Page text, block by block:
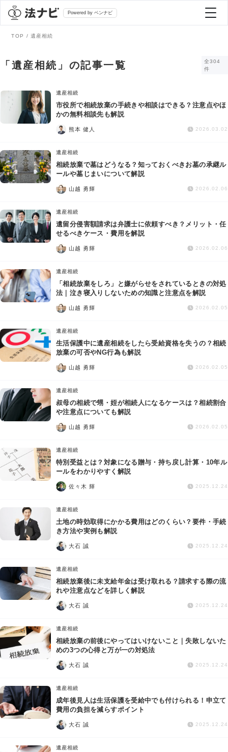
Powered by ベンナビ
全て
法律相談
債務整理
交通事故
労働問題
債権回収
IT・ネット
資金調達
企業法務
弁護士を探す
おすすめ弁護士診断
AI Search Premium
掲載をご検討の弁護士の方へ
TOP 遺産相続
「遺産相続」の記事一覧
全304
件
遺産相続
市役所で相続放棄の手続きや相談はできる？注意点やほ
かの無料相談先も解説
熊本 健人 2026.03.02
遺産相続
相続放棄で墓はどうなる？知っておくべきお墓の承継ル
ールや墓じまいについて解説
山越 勇輝 2026.02.06
遺産相続
遺留分侵害額請求は弁護士に依頼すべき？メリット・任
せるべきケース・費用を解説
山越 勇輝 2026.02.06
遺産相続
「相続放棄をしろ」と嫌がらせをされているときの対処
法｜泣き寝入りしないための知識と注意点を解説
山越 勇輝 2026.02.05
遺産相続
生活保護中に遺産相続をしたら受給資格を失うの？相続
放棄の可否やNG行為も解説
山越 勇輝 2026.02.05
遺産相続
叔母の相続で甥・姪が相続人になるケースは？相続割合
や注意点についても解説
山越 勇輝 2026.02.05
遺産相続
特別受益とは？対象になる贈与・持ち戻し計算・10年ル
ールをわかりやすく解説
佐々木 輝 2025.12.24
遺産相続
土地の時効取得にかかる費用はどのくらい？要件・手続
き方法や実例も解説
大石 誠 2025.12.24
遺産相続
相続放棄後に未支給年金は受け取れる？請求する際の流
れや注意点などを詳しく解説
大石 誠 2025.12.24
遺産相続
相続放棄の前後にやってはいけないこと｜失敗しないた
めの3つの心得と万が一の対処法
大石 誠 2025.12.24
遺産相続
成年後見人は生活保護を受給中でも付けられる！申立て
費用の負担を減らすポイント
大石 誠 2025.12.24
遺産相続